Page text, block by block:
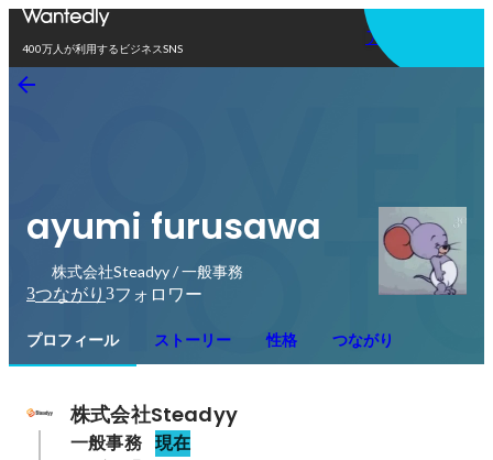
400万人が利用するビジネスSNS
アプリを使う
ayumi furusawa
株式会社Steadyy / 一般事務
3つながり 3フォロワー
プロフィール ストーリー 性格 つながり
株式会社Steadyy
一般事務 現在